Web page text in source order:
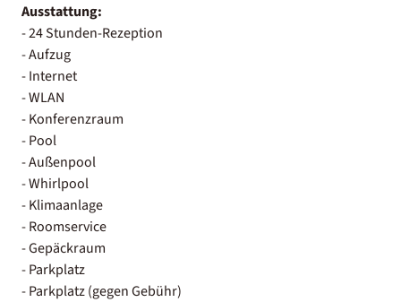
Ausstattung:
- 24 Stunden-Rezeption
- Aufzug
- Internet
- WLAN
- Konferenzraum
- Pool
- Außenpool
- Whirlpool
- Klimaanlage
- Roomservice
- Gepäckraum
- Parkplatz
- Parkplatz (gegen Gebühr)